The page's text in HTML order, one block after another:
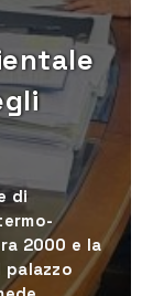
di
2000 e la
palazzo